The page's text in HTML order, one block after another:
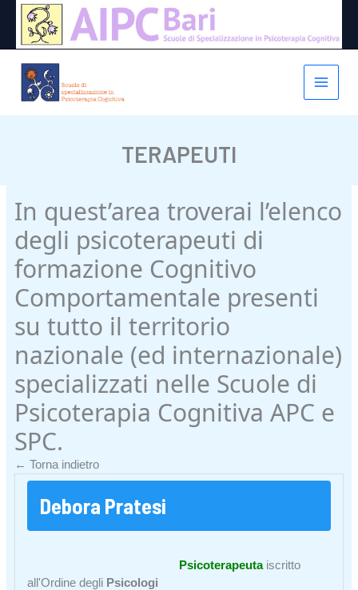
contenuto
TERAPEUTI
In quest’area troverai l’elenco
degli psicoterapeuti di
formazione Cognitivo
Comportamentale presenti
su tutto il territorio
nazionale (ed internazionale)
specializzati nelle Scuole di
Psicoterapia Cognitiva APC e
SPC.
← Torna indietro
Debora Pratesi
Psicoterapeutaiscritto
all'Ordine degli Psicologi